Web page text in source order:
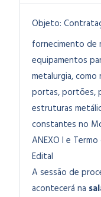
Objeto:
fornecimento de
equipamentos
metalurgia,
portas, portões,
estruturas
constantes no
ANEXO I e
Edital
A sessão de
acontecerá na